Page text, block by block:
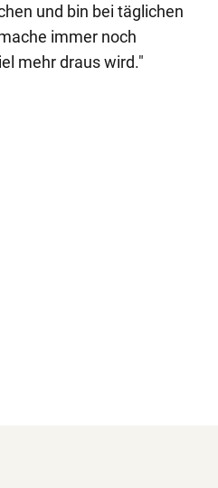
und bin bei täglichen
immer noch
mehr draus wird."